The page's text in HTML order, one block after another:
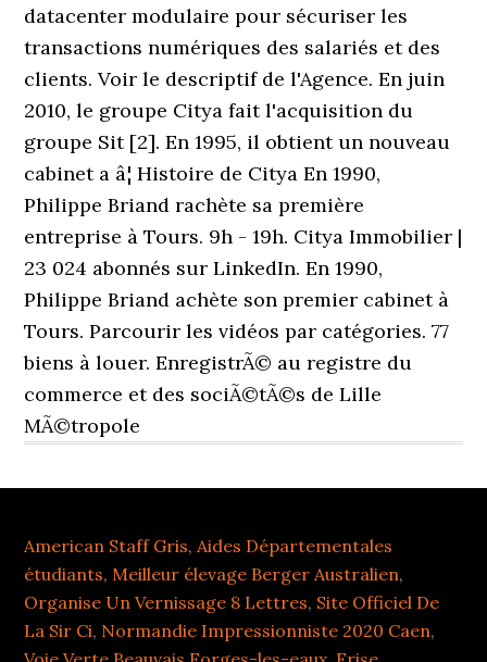
American Staff Gris,Aides Départementales
étudiants,Meilleur élevage Berger Australien,
Organise Un Vernissage 8 Lettres, Site Officiel De
La Sir Ci, Normandie Impressionniste 2020 Caen,